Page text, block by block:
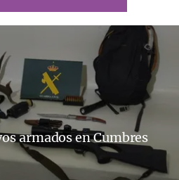
armados en Cumbres